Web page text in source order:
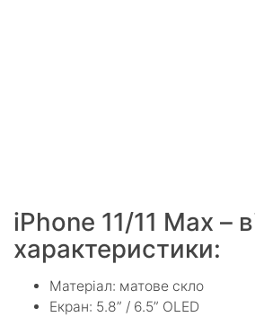
iPhone 11/11 Max –
характеристики:
Матеріал: матове скло
Екран: 5.8” / 6.5” OLED